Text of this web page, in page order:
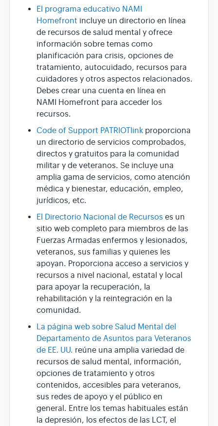
El programa educativo NAMI
Homefront incluye un directorio en línea
de recursos de salud mental y ofrece
información sobre temas como
planificación para crisis, opciones de
tratamiento, autocuidado, recursos para
cuidadores y otros aspectos relacionados.
Debes crear una cuenta en línea en
NAMI Homefront para acceder los
recursos.
Code of Support PATRIOTlink proporciona
un directorio de servicios comprobados,
directos y gratuitos para la comunidad
militar y de veteranos. Se incluye una
amplia gama de servicios, como atención
médica y bienestar, educación, empleo,
jurídicos, etc.
El Directorio Nacional de Recursos es un
sitio web completo para miembros de las
Fuerzas Armadas enfermos y lesionados,
veteranos, sus familias y quienes les
apoyan. Proporciona acceso a servicios y
recursos a nivel nacional, estatal y local
para apoyar la recuperación, la
rehabilitación y la reintegración en la
comunidad.
La página web sobre Salud Mental del
Departamento de Asuntos para Veteranos
de EE. UU. reúne una amplia variedad de
recursos de salud mental, información,
opciones de tratamiento y otros
contenidos, accesibles para veteranos,
sus redes de apoyo y el público en
general. Entre los temas habituales están
la depresión, los efectos de las LCT, el